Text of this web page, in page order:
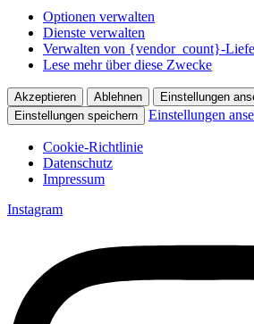
Optionen verwalten
Dienste verwalten
Verwalten von {vendor_count}-
Lese mehr über diese Zwecke
Akzeptieren Ablehnen
Einstellungen
Einstellungen speichern
Einstellungen
Cookie-Richtlinie
Datenschutz
Impressum
Zum
Instagram